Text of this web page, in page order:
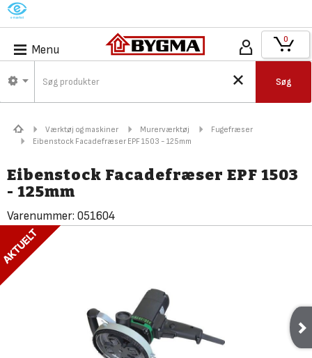
M
Menu
Søg
0
Værktøj og maskiner Murerværktøj
Fugefræser
Eibenstock Facadefræser EPF 1503 - 125mm
Eibenstock Facadefræser EPF 1503
- 125mm
Varenummer: 051604